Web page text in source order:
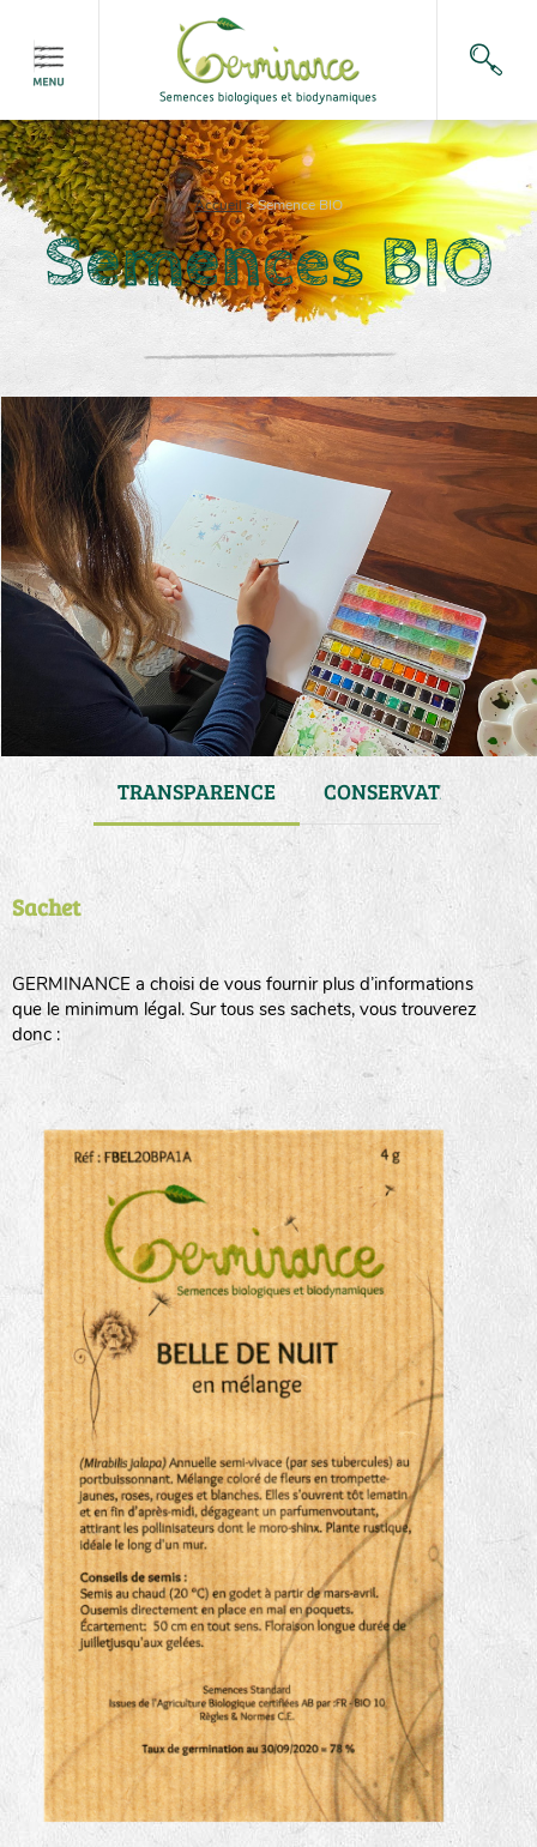
Accueil>Semence BIO
Semences BIO
TRANSPARENCE CONSERVATION
Sachet
GERMINANCE a choisi de vous fournir plus d’informations
que le minimum légal. Sur tous ses sachets, vous trouverez
donc :
haies
zone sauvage
mare
tas de compost
fleurs
animaux domestiques
animaux sauvages
biodiversité cultivée